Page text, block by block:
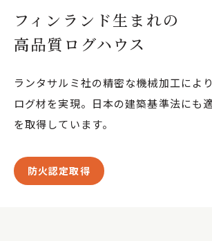
フィンランド生まれの
高品質ログハウス
ランタサルミ社の精密な機械加工によ
ログ材を実現。日本の建築基準法にも
を取得しています。
防火認定取得